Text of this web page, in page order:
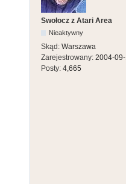
Swołocz z Atari Area
Nieaktywny
Skąd: Warszawa
Zarejestrowany: 2004-
Posty: 4,665